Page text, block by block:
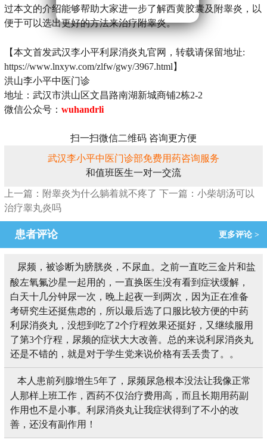
过本文的介绍能够帮助大家进一步了解西黄胶囊及附睾炎，以
便于可以选出更好的方法来治疗附睾炎。
【本文首发武汉李小平利尿消炎丸官网，转载请保留地址:
https://www.lnxyw.com/zlfw/gwy/3967.html】
洪山李小平中医门诊
地址：武汉市洪山区文昌路南湖新城商铺2栋2-2
微信公众号： wuhandrli
扫一扫微信二维码 咨询更方便
武汉李小平中医门诊部免费用药咨询服务
和值班医生一对一交流
上一篇：附睾炎为什么躺着就不疼了 下一篇：小柴胡汤可以
治疗睾丸炎吗
患者评论 更多评论 >
尿频，被诊断为膀胱炎，不尿血。之前一直吃三金片和盐
酸左氧氟沙星一起用的，一直换医生没有看到症状缓解，
白天十几分钟尿一次，晚上起夜一到两次，因为正在准备
考研究生还挺焦虑的，所以最后选了口服比较方便的中药
利尿消炎丸，没想到吃了2个疗程效果还挺好，又继续服用
了第3个疗程，尿频的症状大大改善。总的来说利尿消炎丸
还是不错的，就是对于学生党来说价格有丢丢贵了。。
本人患前列腺增生5年了，尿频尿急根本没法让我像正常
人那样上班工作，西药不仅治疗费用高，而且长期用药副
作用也不是小事。利尿消炎丸让我症状得到了不小的改
善，还没有副作用！